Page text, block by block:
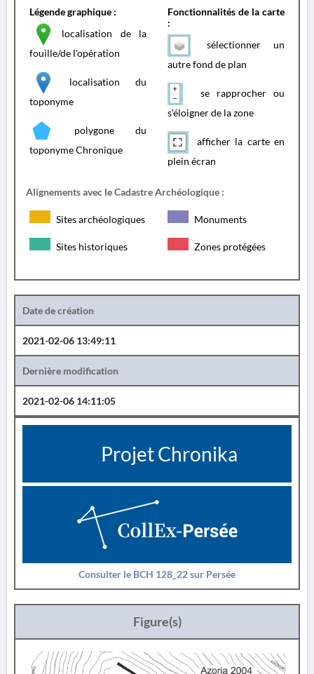
Légende graphique :
localisation de la
fouille/de l'opération
localisation du
toponyme
polygone du
toponyme Chronique
Fonctionnalités de la carte
:
sélectionner un
autre fond de plan
se rapprocher ou
s'éloigner de la zone
afficher la carte en
plein écran
Alignements avec le Cadastre Archéologique :
Sites archéologiques Monuments
Sites historiques Zones protégées
Date de création
2021-02-06 13:49:11
Dernière modification
2021-02-06 14:11:05
Projet Chronika
Consulter le BCH 128_22 sur Persée
Figure(s)